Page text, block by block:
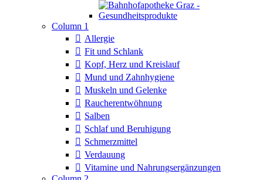
Column 1
Allergie
Fit und Schlank
Kopf, Herz und Kreislauf
Mund und Zahnhygiene
Muskeln und Gelenke
Raucherentwöhnung
Salben
Schlaf und Beruhigung
Schmerzmittel
Verdauung
Vitamine und Nahrungsergänzungen